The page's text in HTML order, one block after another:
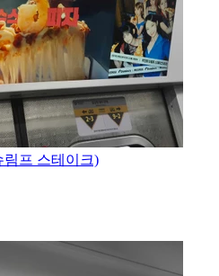
림프 스테이크)